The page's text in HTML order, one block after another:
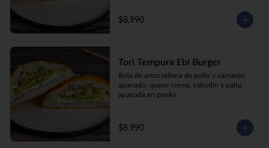
$8.990
Tori Tempura Ebi Burger
Bola de arroz rellena de pollo y camarón
apanado, queso crema, cebollín y palta,
apanada en panko.
$8.990